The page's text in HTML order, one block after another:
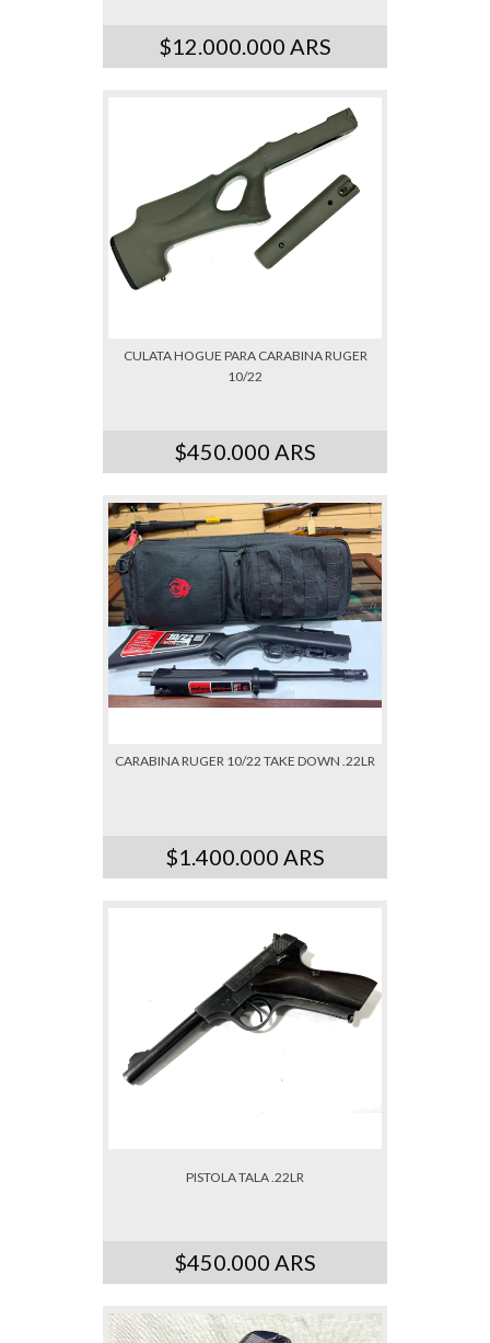
$12.000.000 ARS
CULATA HOGUE PARA CARABINA RUGER
10/22
$450.000 ARS
CARABINA RUGER 10/22 TAKE DOWN .22LR
$1.400.000 ARS
PISTOLA TALA .22LR
$450.000 ARS